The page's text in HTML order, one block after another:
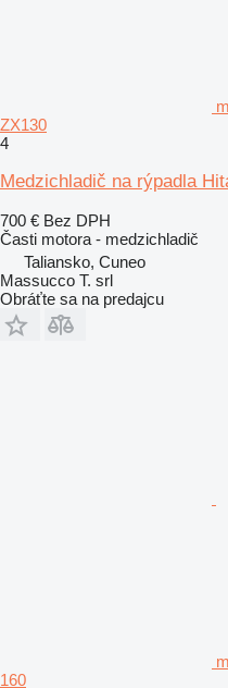
ZX130
4
Medzichladič na rýpadla
700 € Bez DPH
Časti motora - medzichladič
Taliansko, Cuneo
Massucco T. srl
Obráťte sa na predajcu
160